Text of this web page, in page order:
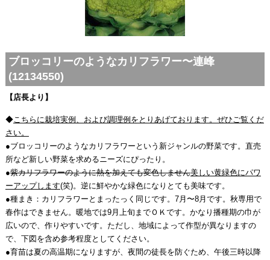
ブロッコリーのようなカリフラワー〜連峰
(12134550)
【店長より】
◆こちらに栽培実例、および調理例をとりあげております。ぜひご覧くだ
さい。
●ブロッコリーのようなカリフラワーという新ジャンルの野菜です。直売
所など新しい野菜を求めるニーズにぴったり。
●紫カリフラワーのように熱を加えても変色しません美しい黄緑色にパワ
ーアップします(笑)。逆に鮮やかな緑色になりとても美味です。
●種まき：カリフラワーとまったっく同じです。7月〜8月です。秋専用で
春作はできません。暖地では9月上旬までＯＫです。かなり播種期の巾が
広いので、作りやすいです。ただし、地域によって作型が異なりますの
で、下図を含め参考程度としてください。
●育苗は夏の高温期になりますが、夜間の徒長を防ぐため、午後三時以降